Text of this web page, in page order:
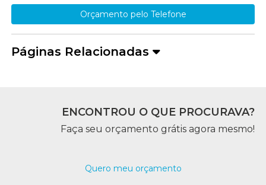
Orçamento pelo Telefone
Páginas Relacionadas
ENCONTROU O QUE PROCURAVA?
Faça seu orçamento grátis agora mesmo!
Quero meu orçamento